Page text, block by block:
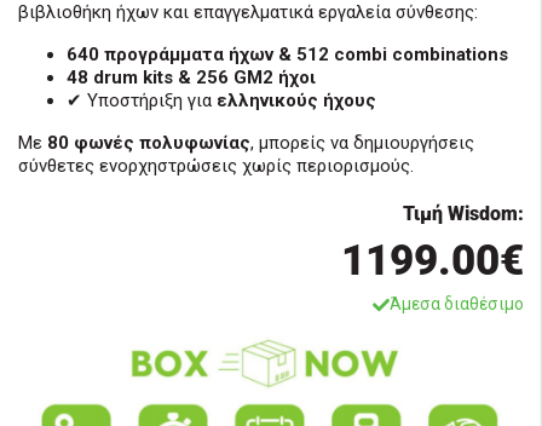
βιβλιοθήκη ήχων και επαγγελματικά εργαλεία σύνθεσης:
640 προγράμματα ήχων & 512 combi combinations
48 drum kits & 256 GM2 ήχοι
✔ Υποστήριξη για ελληνικούς ήχους
Με 80 φωνές πολυφωνίας, μπορείς να δημιουργήσεις
σύνθετες ενορχηστρώσεις χωρίς περιορισμούς.
Τιμή Wisdom:
1199.00€
Άμεσα διαθέσιμο